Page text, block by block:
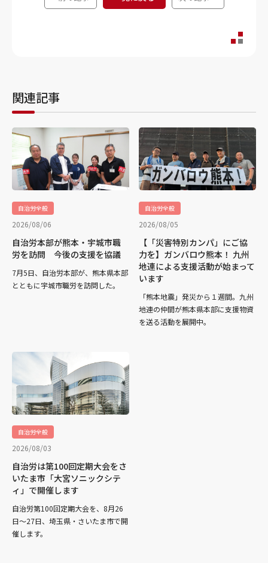
関連記事
自治労全般
2026/08/06
自治労本部が熊本・宇城市職
労を訪問 今後の支援を協議
7月5日、自治労本部が、熊本県本部
とともに宇城市職労を訪問した。
自治労全般
2026/08/05
【「災害特別カンパ」にご協
力を】ガンバロウ熊本！ 九州
地連による支援活動が始まって
います
「熊本地震」発災から１週間。九州
地連の仲間が熊本県本部に支援物資
を送る活動を展開中。
自治労全般
2026/08/03
自治労は第100回定期大会をさ
いたま市「大宮ソニックシテ
ィ」で開催します
自治労第100回定期大会を、8月26
日～27日、埼玉県・さいたま市で開
催します。